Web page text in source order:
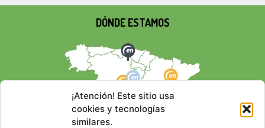
¡Atención! Este sitio usa
cookies y tecnologías
similares.
DÓNDE ESTAMOS